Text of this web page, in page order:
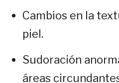
Cambios en la
piel.
Sudoración
áreas